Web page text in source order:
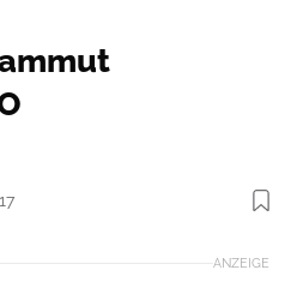
Foto: Mammut
ANZEIGE